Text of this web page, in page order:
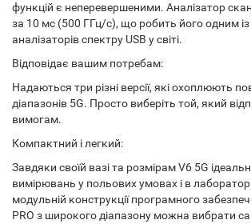
функцій є неперевершеними. Аналізатор
за 10 мс (500 ГГц/с), що робить його одним
аналізаторів спектру USB у світі.
Відповідає вашим потребам:
Надаються три різні версії, які охоплюють
діапазонів 5G. Просто виберіть той, який
вимогам.
Компактний і легкий:
Завдяки своїй вазі та розмірам V6 5G
вимірювань у польових умовах і в
модульній конструкції програмного
PRO з широкого діапазону можна вибрати